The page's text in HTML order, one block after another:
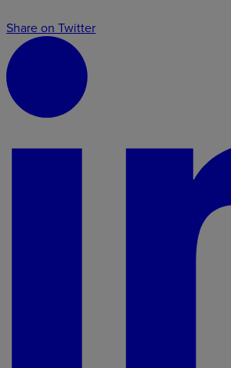
Share on Twitter